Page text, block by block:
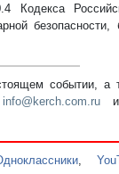
Кодекса
событии, а
info@kerch.com.ru и
,